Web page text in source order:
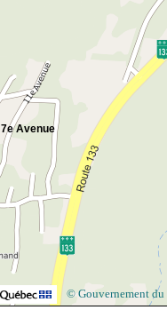
7e Avenue
© Gouvernement du